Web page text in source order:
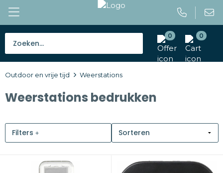
0 0
Caps en mutsen
Giveaways
Outdoor en vrije tijd Weerstations
Weerstations bedrukken
Filters